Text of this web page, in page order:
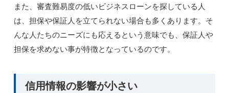
また、審査難易度の低いビジネスローンを探している人
は、担保や保証人を立てられない場合も多くあります。そ
んな人たちのニーズにも応えるという意味でも、保証人や
担保を求めない事が特徴となっているのです。
信用情報の影響が小さい